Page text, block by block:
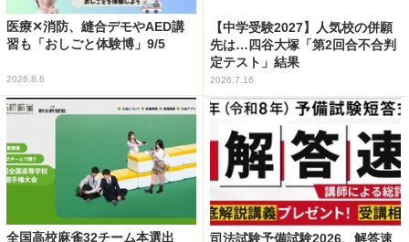
医療✕消防、縫合デモやAED講
習も「おしごと体験博」9/5
2026.8.6
【中学受験2027】人気校の併願
先は…四谷大塚「第2回合不合判
定テスト」結果
2026.7.16
全国高校麻雀32チーム本選出
司法試験予備試験2026、解答速